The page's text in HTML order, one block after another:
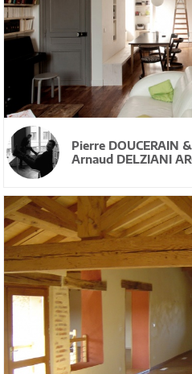
Pierre DOUCERAIN
Arnaud DELZIANI